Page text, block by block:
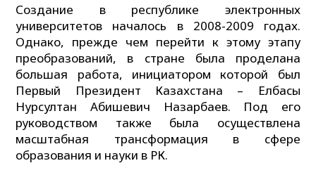
Создание в республике электронных
университетов началось в 2008-2009 годах.
Однако, прежде чем перейти к этому этапу
преобразований, в стране была проделана
большая работа, инициатором которой был
Первый Президент Казахстана – Елбасы
Нурсултан Абишевич Назарбаев. Под его
руководством также была осуществлена
масштабная трансформация в сфере
образования и науки в РК.